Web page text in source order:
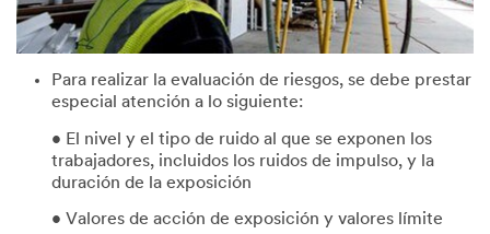
Para realizar la evaluación de riesgos, se debe prestar
especial atención a lo siguiente:
• El nivel y el tipo de ruido al que se exponen los
trabajadores, incluidos los ruidos de impulso, y la
duración de la exposición
• Valores de acción de exposición y valores límite